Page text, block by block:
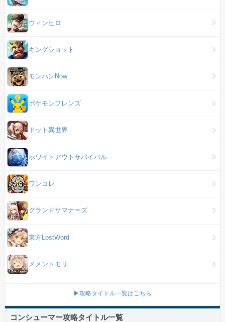
ウィンヒロ
キングショット
モンハンNow
ポケモンフレンズ
ドット異世界
ホワイトアウトサバイバル
ワンコレ
グランドサマナーズ
東方LostWord
メメントモリ
▶攻略タイトル一覧はこちら
コンシューマー攻略タイトル一覧